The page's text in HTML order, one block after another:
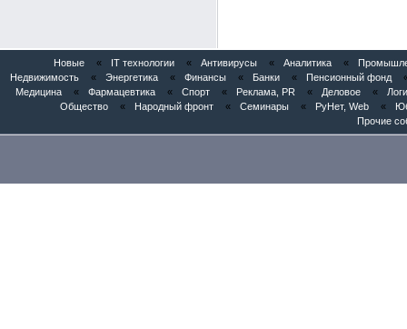
Новые « IT технологии « Антивирусы « Аналитика «
Недвижимость
« Энергетика « Финансы « Банки « Пенсионный фонд
Медицина
« Фармацевтика « Спорт « Реклама, PR « Деловое «
Общество
« Народный фронт « Семинары « РуНет, Web «
Прочие